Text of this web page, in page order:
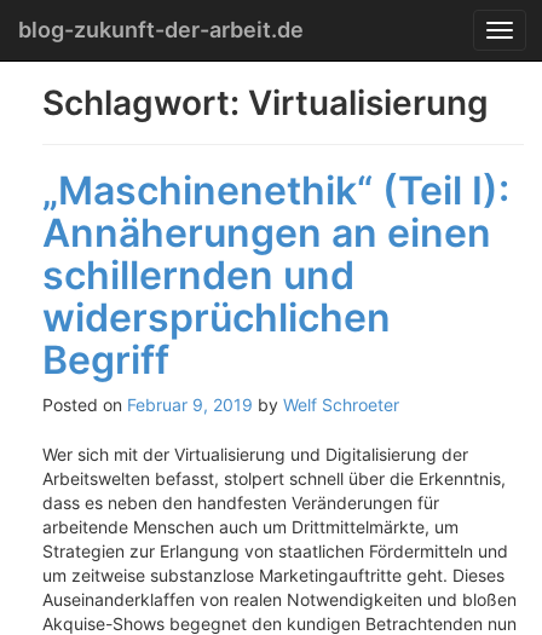
Menu
content
T
o
n
a
blog-zukunft-der-arbeit.de
Schlagwort: Virtualisierung
„Maschinenethik“ (Teil I):
Annäherungen an einen
schillernden und
widersprüchlichen
Begriff
Posted on Februar 9, 2019 by Welf Schroeter
Wer sich mit der Virtualisierung und Digitalisierung der
Arbeitswelten befasst, stolpert schnell über die Erkenntnis,
dass es neben den handfesten Veränderungen für
arbeitende Menschen auch um Drittmittelmärkte, um
Strategien zur Erlangung von staatlichen Fördermitteln und
um zeitweise substanzlose Marketingauftritte geht. Dieses
Auseinanderklaffen von realen Notwendigkeiten und bloßen
Akquise-Shows begegnet den kundigen Betrachtenden nun